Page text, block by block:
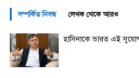
সম্পর্কিত নিবন্ধ লেখক থেকে আরও
হাসিনাকে ভারত এই